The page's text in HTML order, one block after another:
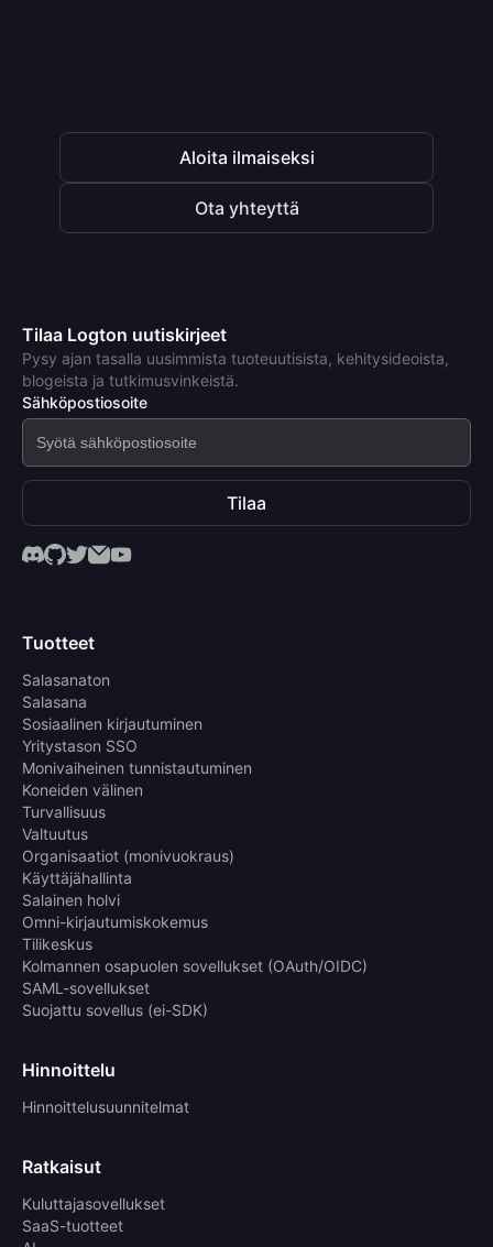
Aloita ilmaiseksi
Ota yhteyttä
Tilaa Logton uutiskirjeet
Pysy ajan tasalla uusimmista tuoteuutisista, kehitysideoista,
blogeista ja tutkimusvinkeistä.
Sähköpostiosoite
Tilaa
Tuotteet
Salasanaton
Salasana
Sosiaalinen kirjautuminen
Yritystason SSO
Monivaiheinen tunnistautuminen
Koneiden välinen
Turvallisuus
Valtuutus
Organisaatiot (monivuokraus)
Käyttäjähallinta
Salainen holvi
Omni-kirjautumiskokemus
Tilikeskus
Kolmannen osapuolen sovellukset (OAuth/OIDC)
SAML-sovellukset
Suojattu sovellus (ei-SDK)
Hinnoittelu
Hinnoittelusuunnitelmat
Ratkaisut
Kuluttajasovellukset
SaaS-tuotteet